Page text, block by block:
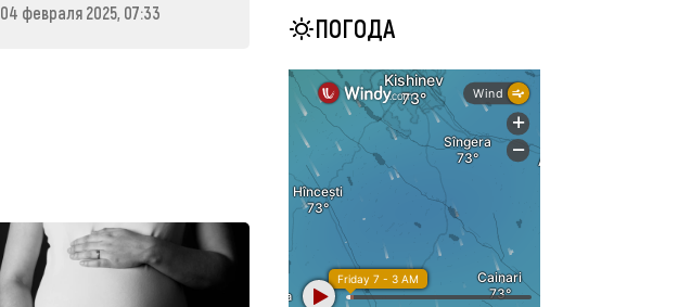
04 февраля 2025, 07:33 ПОГОДА